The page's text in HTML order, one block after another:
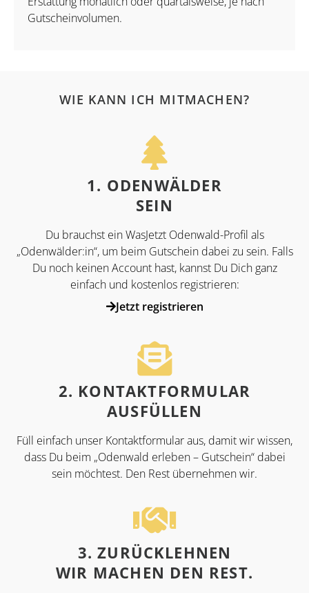
Gutscheinvolumen.
WIE KANN ICH MITMACHEN?
1. ODENWÄLDER
SEIN
Du brauchst ein WasJetzt Odenwald-Profil als
„Odenwälder:in“, um beim Gutschein dabei zu sein. Falls
Du noch keinen Account hast, kannst Du Dich ganz
einfach und kostenlos registrieren:
Jetzt registrieren
2. KONTAKTFORMULAR
AUSFÜLLEN
Füll einfach unser Kontaktformular aus, damit wir wissen,
dass Du beim „Odenwald erleben – Gutschein“ dabei
sein möchtest. Den Rest übernehmen wir.
3. ZURÜCKLEHNEN
WIR MACHEN DEN REST.